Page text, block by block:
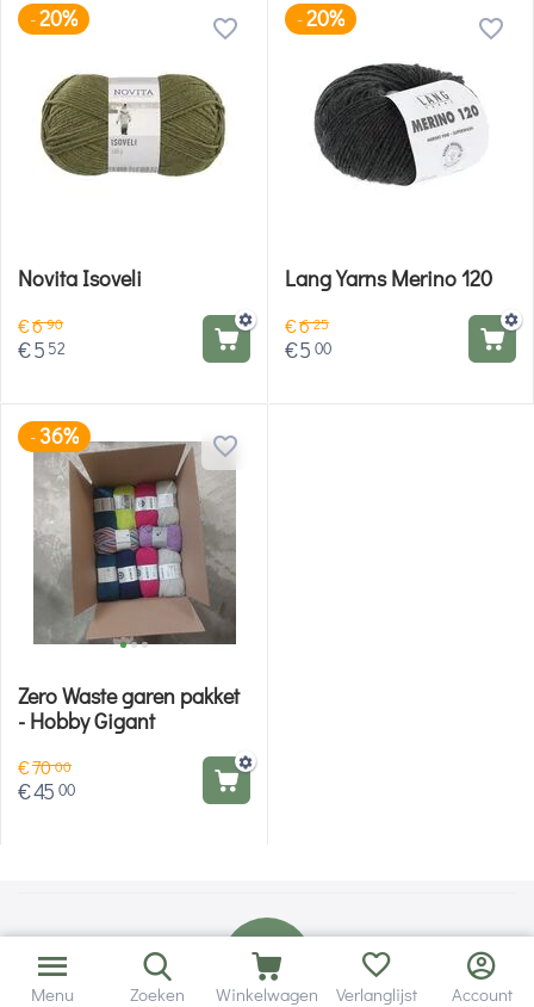
-20%
Novita Isoveli
€690
€5 52
-20%
Lang Yarns Merino 120
€625
€5 00
-36%
Zero Waste garen pakket
- Hobby Gigant
€7000
€45 00
Menu Zoeken Winkelwagen Verlanglijst Account